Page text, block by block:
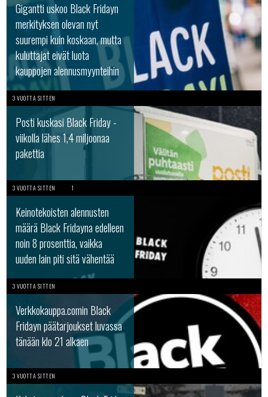
Gigantti uskoo Black Fridayn
merkityksen olevan nyt
suurempi kuin koskaan, mutta
kuluttajat eivät luota
kauppojen alennusmyynteihin
3 VUOTTA SITTEN
Posti kuskasi Black Friday -
viikolla lähes 1,4 miljoonaa
pakettia
3 VUOTTA SITTEN 1
Keinotekoisten alennusten
määrä Black Fridayna edelleen
noin 8 prosenttia, vaikka
uuden lain piti sitä vähentää
3 VUOTTA SITTEN
Verkkokauppa.comin Black
Fridayn päätarjoukset luvassa
tänään klo 21 alkaen
3 VUOTTA SITTEN